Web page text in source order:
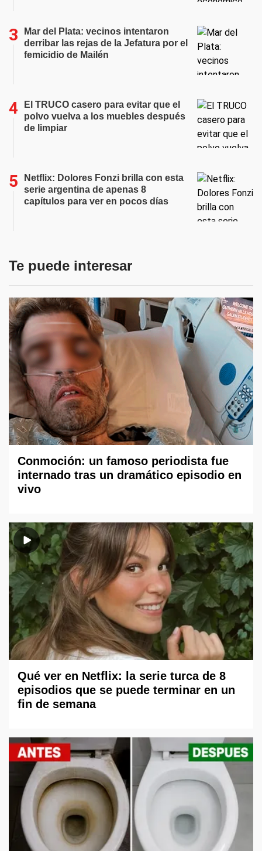
Mar del Plata: vecinos intentaron
derribar las rejas de la Jefatura por el
femicidio de Mailén
El TRUCO casero para evitar que el
polvo vuelva a los muebles después
de limpiar
Netflix: Dolores Fonzi brilla con esta
serie argentina de apenas 8
capítulos para ver en pocos días
Te puede interesar
Conmoción: un famoso periodista fue
internado tras un dramático episodio en
vivo
Qué ver en Netflix: la serie turca de 8
episodios que se puede terminar en un
fin de semana